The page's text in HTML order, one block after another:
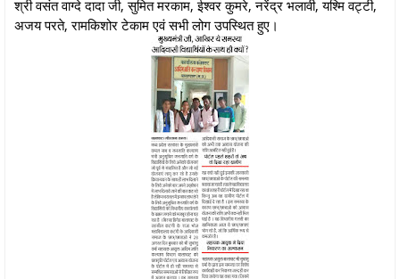
श्री वसंत वाग्दे दादा जी, सुमित मरकाम, ईश्वर कुमरे, नरेंद्र भलावी, यश्मि वट्टी,
अजय परते, रामकिशोर टेकाम एवं सभी लोग उपस्थित हुए।